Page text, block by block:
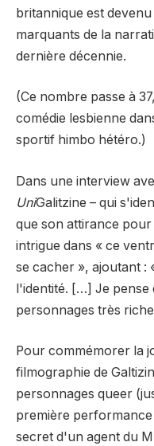
britannique est
marquants de la
dernière décennie.
(Ce nombre passe à
comédie lesbienne
sportif himbo hétéro.)
Dans une interview
UniGalitzine – qui
que son attirance
intrigue dans « ce
se cacher », ajoutant :
l'identité. […] Je pense
personnages très
Pour commémorer la
filmographie de
personnages queer
première
secret d'un agent du